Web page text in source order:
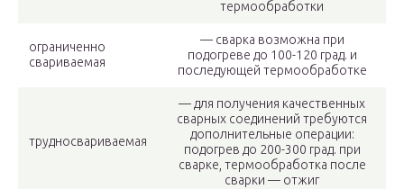
термообработки
ограниченно
свариваемая
— сварка возможна при
подогреве до 100-120 град. и
последующей термообработке
трудносвариваемая
— для получения качественных
сварных соединений требуются
дополнительные операции:
подогрев до 200-300 град. при
сварке, термообработка после
сварки — отжиг